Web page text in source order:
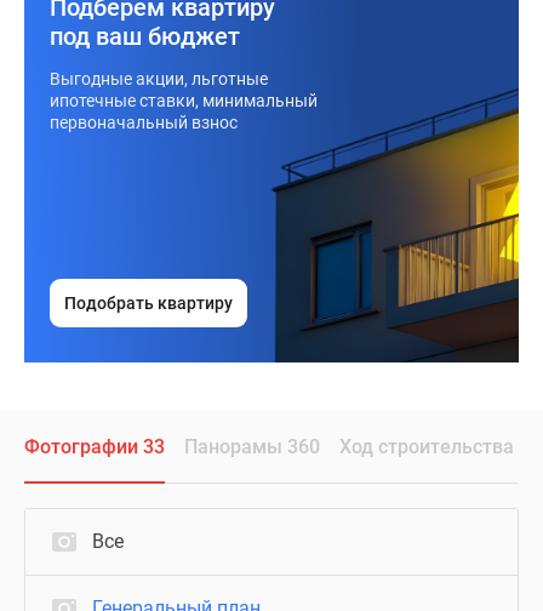
Подберем квартиру
под ваш бюджет
Выгодные акции, льготные
ипотечные ставки, минимальный
первоначальный взнос
Подобрать квартиру
Фотографии 33 Панорамы 360 Ход строительства
Все